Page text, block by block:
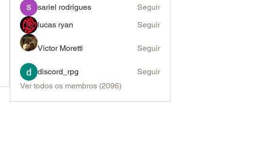
sariel rodrigues
Seguir
lucas ryan
Seguir
Victor Moretti Seguir
discord_rpg
Seguir
Ver todos os membros (2096)